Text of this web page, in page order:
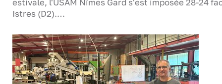
estivale, l'USAM Nîmes Gard s'est imposée 28-24
Istres (D2).…